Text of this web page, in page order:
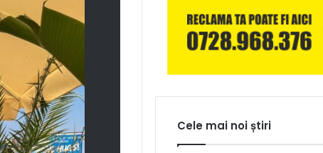
Cele mai noi știri